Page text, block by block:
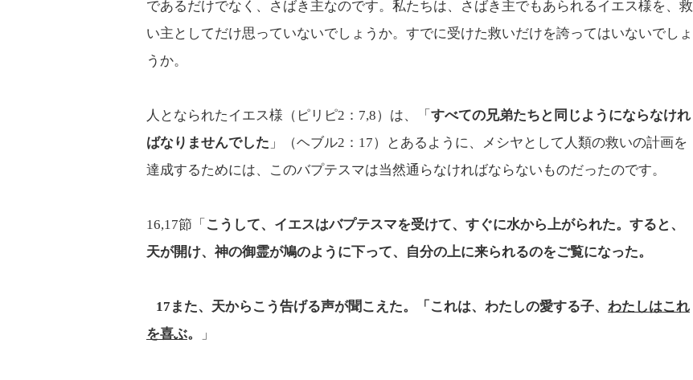
であるだけでなく、さばき主なのです。私たちは、さばき主でもあられるイエス様を、救
い主としてだけ思っていないでしょうか。すでに受けた救いだけを誇ってはいないでしょ
うか。
人となられたイエス様（ピリピ2：7,8）は、「 すべての兄弟たちと同じようにならなけれ
ばなりませんでした 」（ヘブル2：17）とあるように、メシヤとして人類の救いの計画を
達成するためには、このバプテスマは当然通らなければならないものだったのです。
16,17節「 こうして、イエスはバプテスマを受けて、すぐに水から上がられた。すると、
天が開け、神の御霊が鳩のように下って、自分の上に来られるのをご覧になった。
17 また、天からこう告げる声が聞こえた。「これは、わたしの愛する子、 わたしはこれ
を喜ぶ。 」